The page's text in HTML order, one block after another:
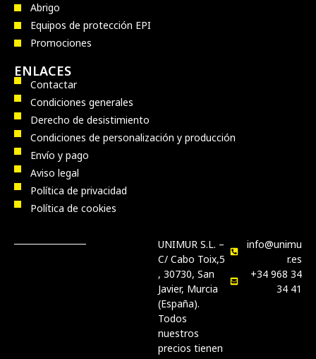
Abrigo
Equipos de protección EPI
Promociones
ENLACES
Contactar
Condiciones generales
Derecho de desistimiento
Condiciones de personalización y producción
Envío y pago
Aviso legal
Política de privacidad
Política de cookies
UNIMUR S.L. –
C/ Cabo Toix,5
, 30730, San
Javier, Murcia
(España).
Todos
nuestros
precios tienen
info@unimu
r.es
+34 968 34
34 41